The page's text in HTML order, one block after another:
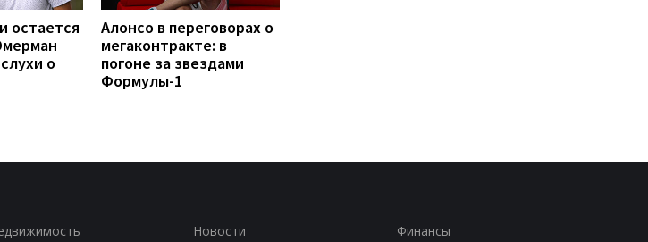
остается
о
Алонсо в переговорах о
мегаконтракте: в
погоне за звездами
Формулы-1
Новости Финансы